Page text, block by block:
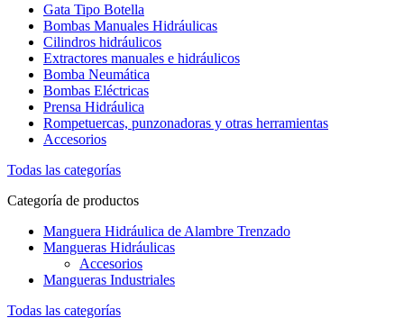
Gata Tipo Botella
Bombas Manuales Hidráulicas
Cilindros hidráulicos
Extractores manuales e hidráulicos
Bomba Neumática
Bombas Eléctricas
Prensa Hidráulica
Rompetuercas, punzonadoras y otras herramientas
Accesorios
Todas las categorías
Categoría de productos
Manguera Hidráulica de Alambre Trenzado
Mangueras Hidráulicas
Accesorios
Mangueras Industriales
Todas las categorías